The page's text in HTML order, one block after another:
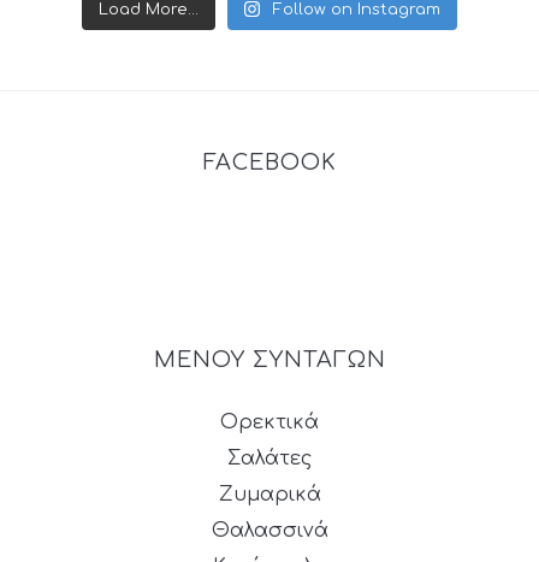
Load More... Follow on Instagram
FACEBOOK
ΜΕΝΟΥ ΣΥΝΤΑΓΩΝ
Ορεκτικά
Σαλάτες
Ζυμαρικά
Θαλασσινά